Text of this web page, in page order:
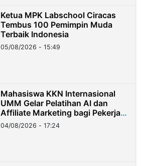
Ketua MPK Labschool Ciracas
Tembus 100 Pemimpin Muda
Terbaik Indonesia
05/08/2026 - 15:49
Mahasiswa KKN Internasional
UMM Gelar Pelatihan AI dan
Affiliate Marketing bagi Pekerja
Migran Indonesia di Taiwan
04/08/2026 - 17:24